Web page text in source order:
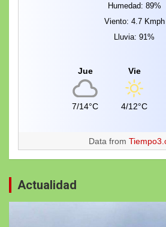
Humedad: 89%
Viento: 4.7 Kmph
Lluvia: 91%
Jue
7/14°C
Vie
4/12°C
Data from
Actualidad